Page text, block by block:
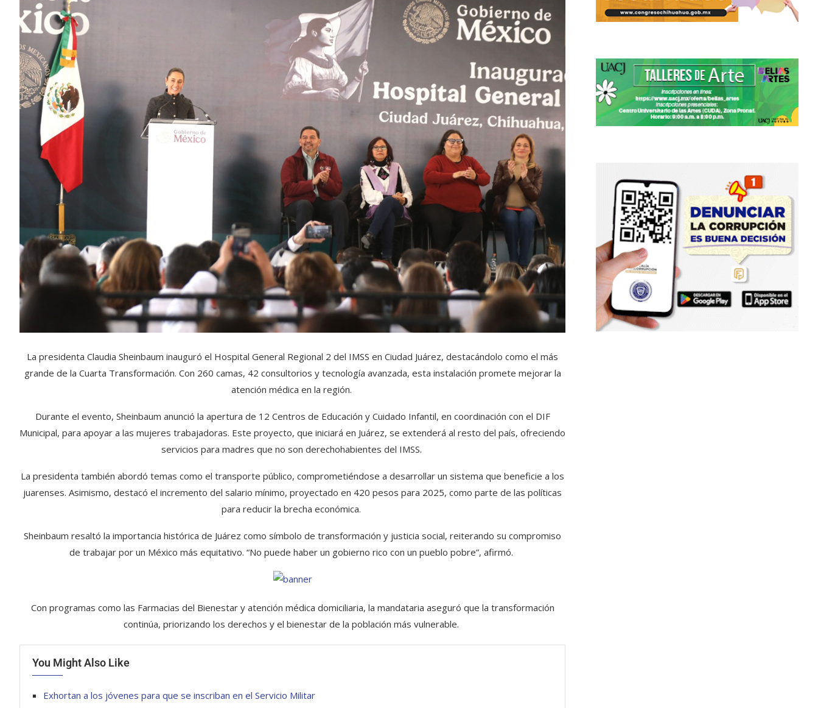
La presidenta Claudia Sheinbaum inauguró el Hospital General Regional 2 del IMSS en Ciudad Juárez, destacándolo como el más
grande de la Cuarta Transformación. Con 260 camas, 42 consultorios y tecnología avanzada, esta instalación promete mejorar la
atención médica en la región.
Durante el evento, Sheinbaum anunció la apertura de 12 Centros de Educación y Cuidado Infantil, en coordinación con el DIF
Municipal, para apoyar a las mujeres trabajadoras. Este proyecto, que iniciará en Juárez, se extenderá al resto del país, ofreciendo
servicios para madres que no son derechohabientes del IMSS.
La presidenta también abordó temas como el transporte público, comprometiéndose a desarrollar un sistema que beneficie a los
juarenses. Asimismo, destacó el incremento del salario mínimo, proyectado en 420 pesos para 2025, como parte de las políticas
para reducir la brecha económica.
Sheinbaum resaltó la importancia histórica de Juárez como símbolo de transformación y justicia social, reiterando su compromiso
de trabajar por un México más equitativo. “No puede haber un gobierno rico con un pueblo pobre”, afirmó.
Con programas como las Farmacias del Bienestar y atención médica domiciliaria, la mandataria aseguró que la transformación
continúa, priorizando los derechos y el bienestar de la población más vulnerable.
You Might Also Like
Exhortan a los jóvenes para que se inscriban en el Servicio Militar